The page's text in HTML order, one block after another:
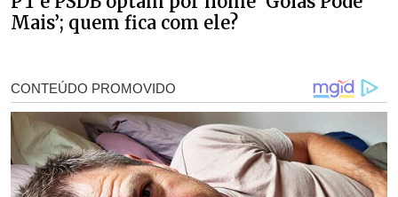
Mais’; quem fica com ele?